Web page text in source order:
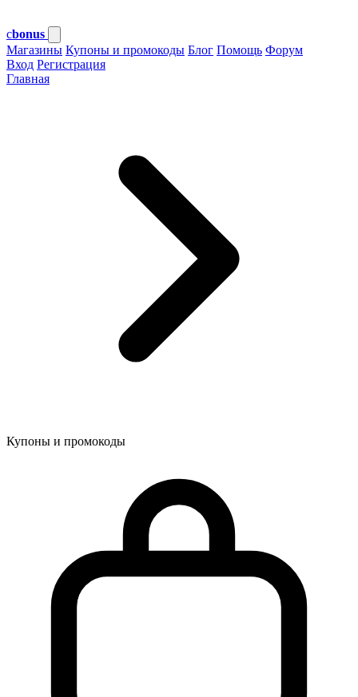
cbonus
Магазины Купоны и промокоды Блог Помощь Форум
Вход Регистрация
Главная
Купоны и промокоды